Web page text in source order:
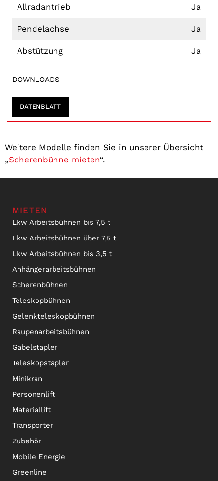
Allradantrieb Ja
Pendelachse Ja
Abstützung Ja
DOWNLOADS
DATENBLATT
Weitere Modelle finden Sie in unserer Übersicht
„Scherenbühne mieten“.
MIETEN
Lkw Arbeitsbühnen bis 7,5 t
Lkw Arbeitsbühnen über 7,5 t
Lkw Arbeitsbühnen bis 3,5 t
Anhängerarbeitsbühnen
Scherenbühnen
Teleskopbühnen
Gelenkteleskopbühnen
Raupenarbeitsbühnen
Gabelstapler
Teleskopstapler
Minikran
Personenlift
Materiallift
Transporter
Zubehör
Mobile Energie
Greenline